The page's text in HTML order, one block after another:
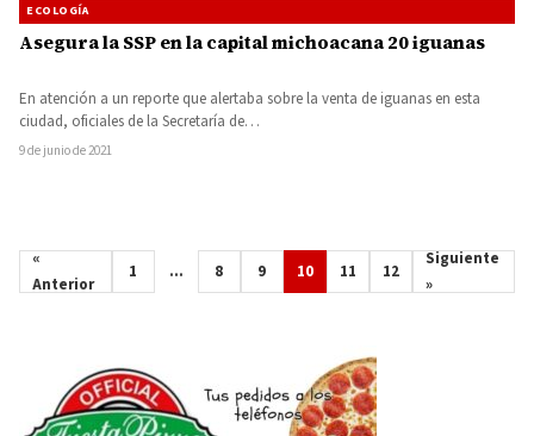
ECOLOGÍA
Asegura la SSP en la capital michoacana 20 iguanas
En atención a un reporte que alertaba sobre la venta de iguanas en esta
ciudad, oficiales de la Secretaría de…
9 de junio de 2021
«
Anterior
1 … 8 9 10 11 12
Siguiente
»